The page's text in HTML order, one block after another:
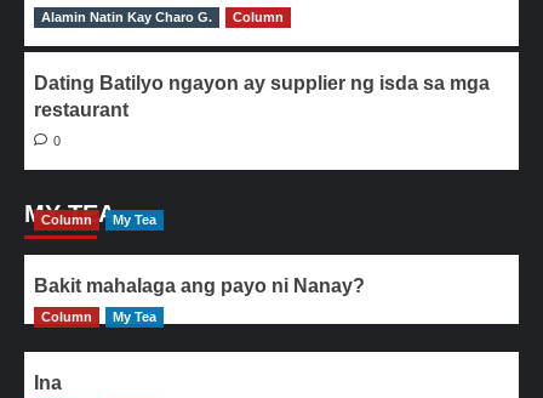
0
Alamin Natin Kay Charo G. Column
Dating Batilyo ngayon ay supplier ng isda sa mga
restaurant
0
MY TEA
Column My Tea
Bakit mahalaga ang payo ni Nanay?
Column My Tea
Ina